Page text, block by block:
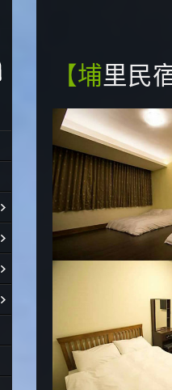
【埔